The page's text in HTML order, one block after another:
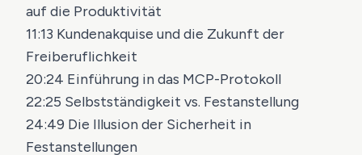
auf die Produktivität
11:13 Kundenakquise und die Zukunft der
Freiberuflichkeit
20:24 Einführung in das MCP-Protokoll
22:25 Selbstständigkeit vs. Festanstellung
24:49 Die Illusion der Sicherheit in
Festanstellungen